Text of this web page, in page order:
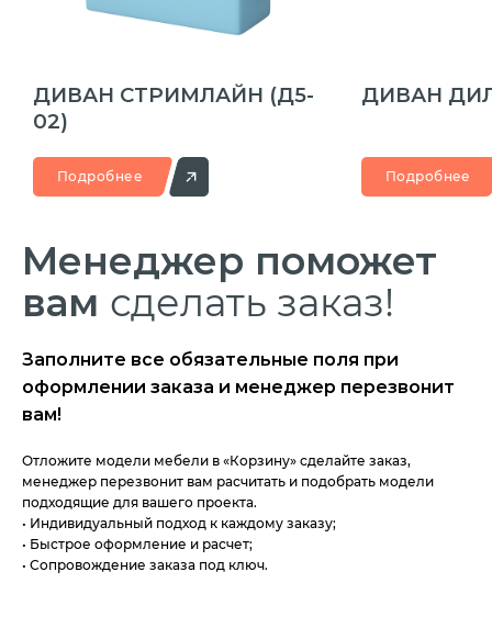
ДИВАН СТРИМЛАЙН (Д5-
02)
Подробнее
ДИВАН
Подробнее
Менеджер поможет
вам сделать заказ!
Заполните все обязательные поля при
оформлении заказа и менеджер перезвонит
вам!
Отложите модели мебели в «Корзину» сделайте заказ,
менеджер перезвонит вам расчитать и подобрать модели
подходящие для вашего проекта.
• Индивидуальный подход к каждому заказу;
• Быстрое оформление и расчет;
• Сопровождение заказа под ключ.